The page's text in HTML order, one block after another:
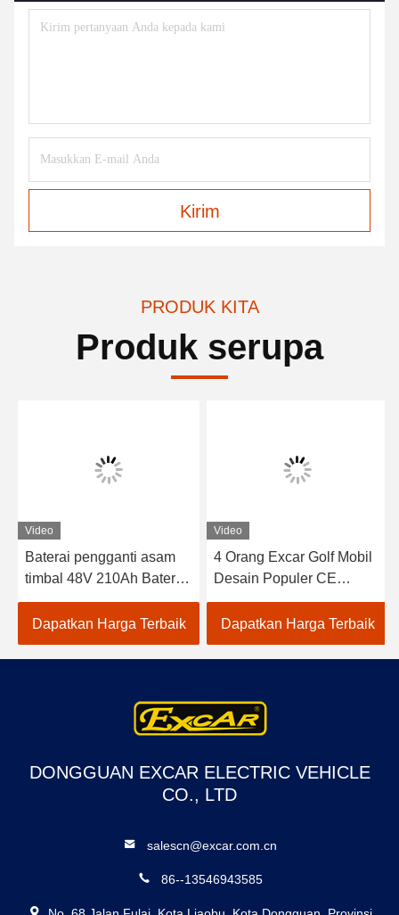
Kirim
PRODUK KITA
Produk serupa
Video
Baterai pengganti asam
timbal 48V 210Ah Baterai
lithium untuk mobil golf
Kendaraan listrik
Dapatkan Harga Terbaik
Video
4 Orang Excar Golf Mobil
Desain Populer CE
Bersertifikat Warna
Opsional
Dapatkan Harga Terbaik
DONGGUAN EXCAR ELECTRIC VEHICLE
CO., LTD
salescn@excar.com.cn
86--13546943585